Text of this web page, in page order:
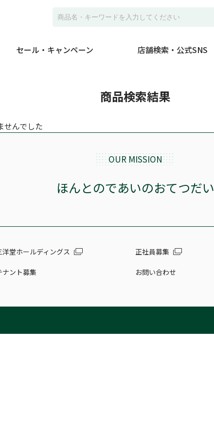
セール・キャンペーン 店舗検索・公式SNS
商品検索結果
せんでした
OUR MISSION
ほんとのであいのおてつだい
洋堂ホールディングス 正社員募集
ナント募集 お問い合わせ